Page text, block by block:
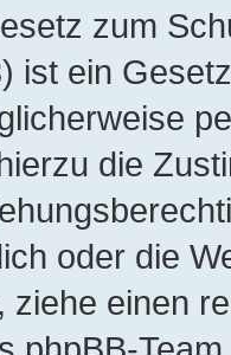
zum
ist ein
die
oder die
ziehe einen